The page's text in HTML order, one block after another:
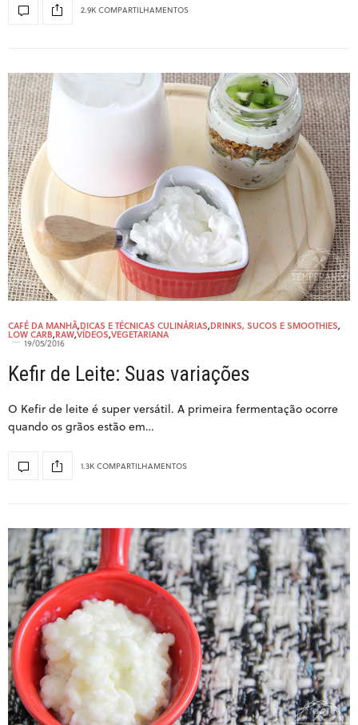
2.9K COMPARTILHAMENTOS
CAFÉ DA MANHÃ,DICAS E TÉCNICAS CULINÁRIAS,DRINKS, SUCOS E SMOOTHIES,
LOW CARB,RAW,VÍDEOS,VEGETARIANA
19/05/2016
Kefir de Leite: Suas variações
O Kefir de leite é super versátil. A primeira fermentação ocorre
quando os grãos estão em…
1.3K COMPARTILHAMENTOS